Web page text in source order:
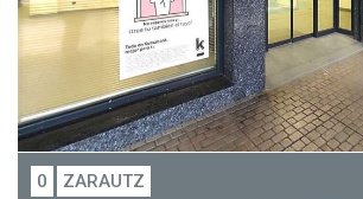
0 ZARAUTZ